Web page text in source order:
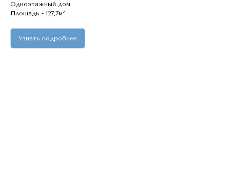
Одноэтажный дом
Площадь - 127,7м²
Узнать подробнее